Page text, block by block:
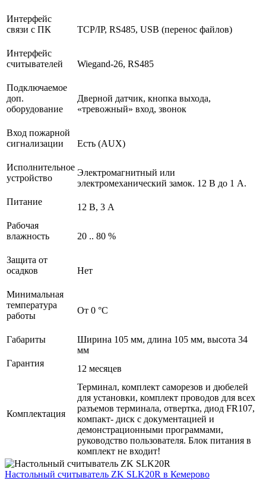
Интерфейс
связи с ПК
TCP/IP, RS485, USB (перенос файлов)
Интерфейс
считывателей
Wiegand-26, RS485
Подключаемое
доп.
оборудование
Дверной датчик, кнопка выхода,
«тревожный» вход, звонок
Вход пожарной
сигнализации
Есть (AUX)
Исполнительное
устройство
Электромагнитный или
электромеханический замок. 12 В до 1 А.
Питание
12 В, 3 А
Рабочая
влажность
20 .. 80 %
Защита от
осадков
Нет
Минимальная
температура
работы
От 0 °C
Габариты
Ширина 105 мм, длина 105 мм, высота 34
мм
Гарантия
12 месяцев
Комплектация
Терминал, комплект саморезов и дюбелей
для установки, комплект проводов для всех
разъемов терминала, отвертка, диод FR107,
компакт- диск с документацией и
демонстрационными программами,
руководство пользователя. Блок питания в
комплект не входит!
Настольный считыватель ZK SLK20R в Кемерово